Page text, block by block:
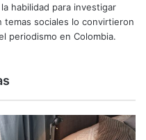
habilidad para investigar
sociales lo convirtieron
periodismo en Colombia.